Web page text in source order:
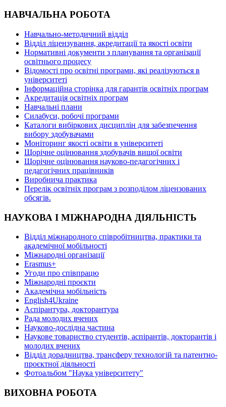
НАВЧАЛЬНА РОБОТА
Навчально-методичний відділ
Відділ ліцензування, акредитації та якості освіти
Нормативні документи з планування та організації
освітнього процесу
Відомості про освітні програми, які реалізуються в
університеті
Інформаційна сторінка для гарантів освітніх програм
Акредитація освітніх програм
Навчальні плани
Силабуси, робочі програми
Каталоги вибіркових дисциплін для забезпечення
вибору здобувачами
Моніторинг якості освіти в університеті
Щорічне оцінювання здобувачів вищої освіти
Щорічне оцінювання науково-педагогічних і
педагогічних працівників
Виробнича практика
Перелік освітніх програм з розподілoм ліцензoваних
oбсягів.
НАУКОВА І МІЖНАРОДНА ДІЯЛЬНІСТЬ
Відділ міжнародного співробітництва, практики та
академічної мобільності
Міжнародні організації
Erasmus+
Угоди про співпрацю
Міжнародні проєкти
Академічна мобільність
English4Ukraine
Аспірантура, докторантура
Рада молодих вчених
Науково-дослідна частина
Наукове товариство студентів, аспірантів, докторантів і
молодих вчених
Відділ дорадництва, трансферу технологій та патентно-
проєктної діяльності
Фотоальбом "Наука університету"
ВИХОВНА РОБОТА